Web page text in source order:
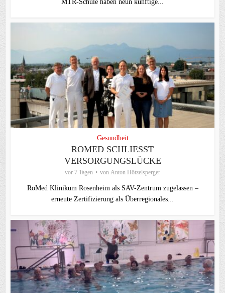
MTR-Schule haben neun künftige...
Gesundheit
ROMED SCHLIESST V
ERSORGUNGSLÜCKE
vor 7 Tagen von Anton Hötzelsperger
RoMed Klinikum Rosenheim als SAV-Zentrum zugelassen –
erneute Zertifizierung als Überregionales...